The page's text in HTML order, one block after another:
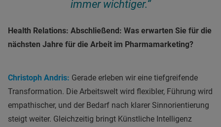
immer wichtiger.“
Health Relations: Abschließend: Was erwarten Sie für die
nächsten Jahre für die Arbeit im Pharmamarketing?
Christoph Andris: Gerade erleben wir eine tiefgreifende
Transformation. Die Arbeitswelt wird flexibler, Führung wird
empathischer, und der Bedarf nach klarer Sinnorientierung
steigt weiter. Gleichzeitig bringt Künstliche Intelligenz